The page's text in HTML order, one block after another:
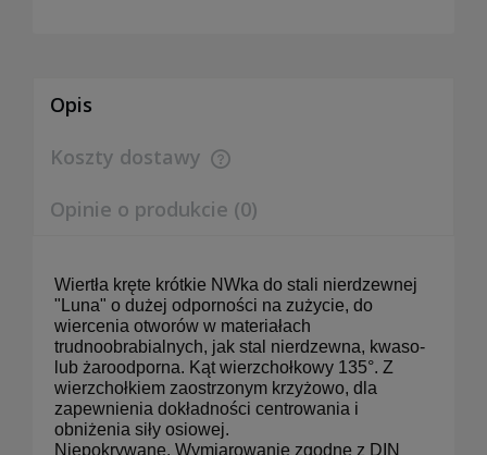
Opis
Koszty dostawy
Cena nie zawiera ewentualnych kosztów płatności
Opinie o produkcie (0)
Wiertła kręte krótkie NWka do stali nierdzewnej
"Luna" o dużej odporności na zużycie, do
wiercenia otworów w materiałach
trudnoobrabialnych, jak stal nierdzewna, kwaso-
lub żaroodporna. Kąt wierzchołkowy 135°. Z
wierzchołkiem zaostrzonym krzyżowo, dla
zapewnienia dokładności centrowania i
obniżenia siły osiowej.
Niepokrywane. Wymiarowanie zgodne z DIN